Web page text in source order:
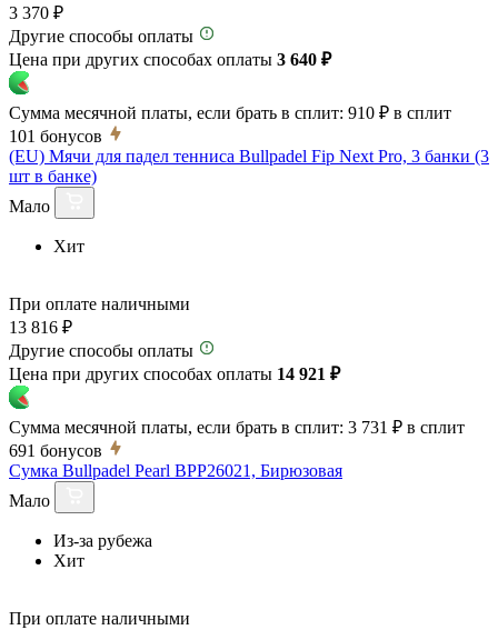
3 370 ₽
Другие способы оплаты
Цена при других способах оплаты 3 640 ₽
Сумма месячной платы, если брать в сплит: 910 ₽ в сплит
101 бонусов
(EU) Мячи для падел тенниса Bullpadel Fip Next Pro, 3 банки (3
шт в банке)
Мало
Хит
При оплате наличными
13 816 ₽
Другие способы оплаты
Цена при других способах оплаты 14 921 ₽
Сумма месячной платы, если брать в сплит: 3 731 ₽ в сплит
691 бонусов
Сумка Bullpadel Pearl BPP26021, Бирюзовая
Мало
Из-за рубежа
Хит
При оплате наличными